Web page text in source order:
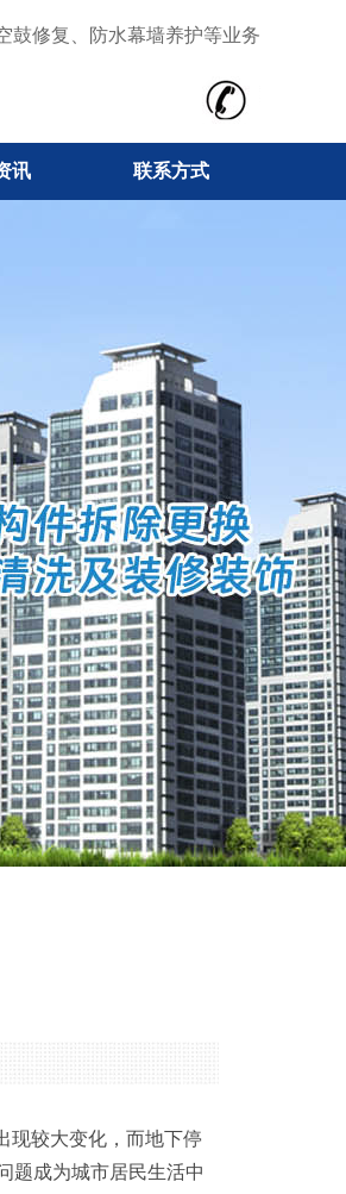
鼓修复、防水幕墙养护等业务
讯 联系方式
现较大变化，而地下停
题成为城市居民生活中